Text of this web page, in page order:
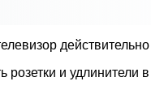
и удлинители